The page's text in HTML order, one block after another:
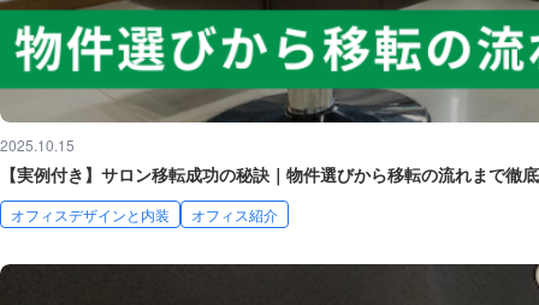
2025.10.15
【実例付き】サロン移転成功の秘訣｜物件選びから移転の流れまで徹
オフィスデザインと内装 オフィス紹介